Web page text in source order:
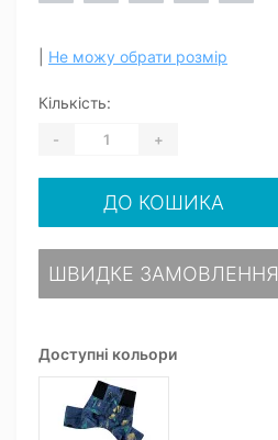
Доступні кольори
Не можу обрати розмір
Кількість:
- +
ДО КОШИКА
ШВИДКЕ ЗАМОВЛЕННЯ